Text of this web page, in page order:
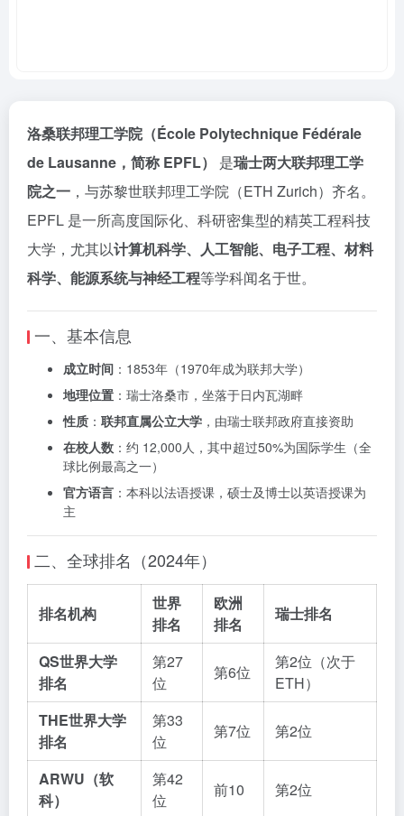
洛桑联邦理工学院（École Polytechnique Fédérale
de Lausanne，简称 EPFL）
是瑞士两大联邦理工学
院之一 ，与苏黎世联邦理工学院（ETH Zurich）齐名。
EPFL 是一所高度国际化、科研密集型的精英工程科技
大学，尤其以计算机科学、人工智能、电子工程、材料
科学、能源系统与神经工程等学科闻名于世。
一、基本信息
成立时间 ：1853年（1970年成为联邦大学）
地理位置 ：瑞士洛桑市，坐落于日内瓦湖畔
性质 ： 联邦直属公立大学 ，由瑞士联邦政府直接资助
在校人数 ：约 12,000人，其中超过50%为国际学生（全
球比例最高之一）
官方语言 ：本科以法语授课，硕士及博士以英语授课为
主
二、全球排名（2024年）
排名机构
世界
排名
欧洲
排名
瑞士排名
QS世界大学
排名
第27
位
第6位
第2位（次于
ETH）
THE世界大学
排名
第33
位
第7位 第2位
ARWU（软
科）
第42
位
前10 第2位